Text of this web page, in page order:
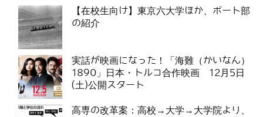
【在校生向け】東京六大学ほか、ボート部
の紹介
実話が映画になった！「海難（かいなん）
1890」日本・トルコ合作映画 12月5日
(土)公開スタート
高専の改革案：高校→大学→大学院より、